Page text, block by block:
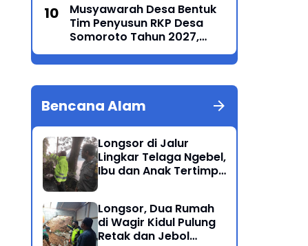
Musyawarah Desa Bentuk
Tim Penyusun RKP Desa
Somoroto Tahun 2027,
Partisipatif
Bencana Alam
Longsor di Jalur
Lingkar Telaga Ngebel,
Ibu dan Anak Tertimpa
Longsor, Dua Rumah
di Wagir Kidul Pulung
Retak dan Jebol